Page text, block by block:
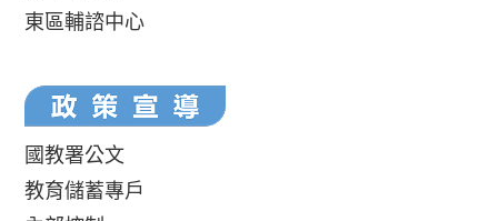
東區輔諮中心
國教署公文
教育儲蓄專戶